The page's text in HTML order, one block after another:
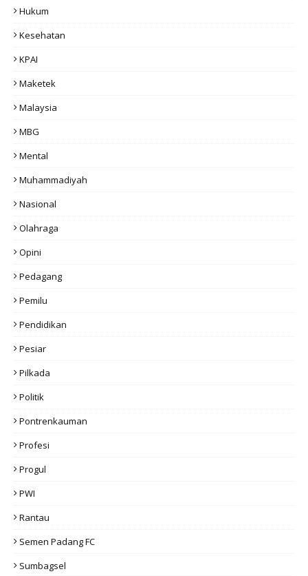
Hukum
Kesehatan
KPAI
Maketek
Malaysia
MBG
Mental
Muhammadiyah
Nasional
Olahraga
Opini
Pedagang
Pemilu
Pendidikan
Pesiar
Pilkada
Politik
Pontrenkauman
Profesi
Progul
PWI
Rantau
Semen Padang FC
Sumbagsel